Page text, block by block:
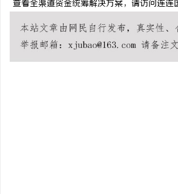
查看全渠道资金统筹解决方案，请访问连连